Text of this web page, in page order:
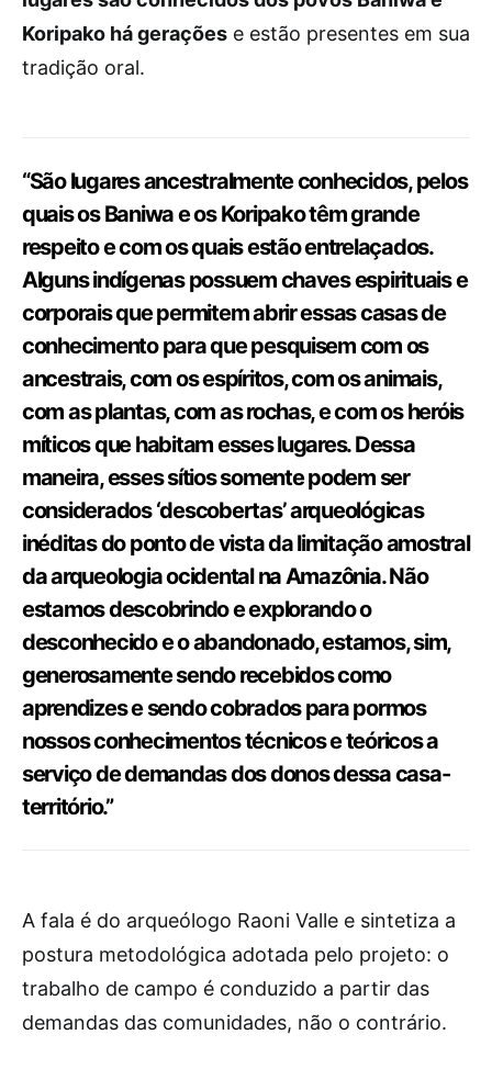
Koripako há gerações e estão presentes em sua
tradição oral.
“São lugares ancestralmente conhecidos, pelos
quais os Baniwa e os Koripako têm grande
respeito e com os quais estão entrelaçados.
Alguns indígenas possuem chaves espirituais e
corporais que permitem abrir essas casas de
conhecimento para que pesquisem com os
ancestrais, com os espíritos, com os animais,
com as plantas, com as rochas, e com os heróis
míticos que habitam esses lugares. Dessa
maneira, esses sítios somente podem ser
considerados ‘descobertas’ arqueológicas
inéditas do ponto de vista da limitação amostral
da arqueologia ocidental na Amazônia. Não
estamos descobrindo e explorando o
desconhecido e o abandonado, estamos, sim,
generosamente sendo recebidos como
aprendizes e sendo cobrados para pormos
nossos conhecimentos técnicos e teóricos a
serviço de demandas dos donos dessa casa-
território.”
A fala é do arqueólogo Raoni Valle e sintetiza a
postura metodológica adotada pelo projeto: o
trabalho de campo é conduzido a partir das
demandas das comunidades, não o contrário.